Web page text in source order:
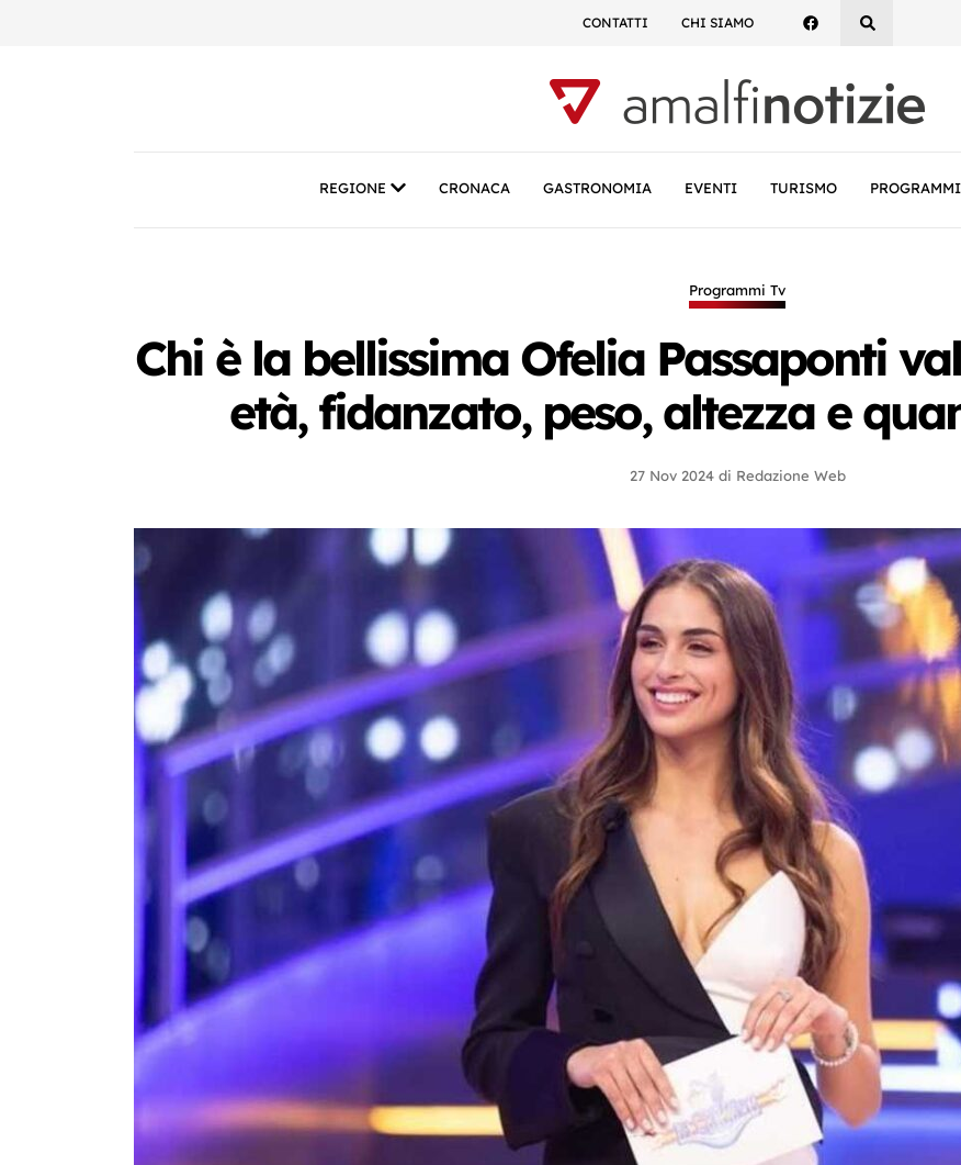
CONTATTI CHI SIAMO
REGIONE CRONACA GASTRONOMIA EVENTI TURISMO
Programmi Tv
Chi è la bellissima Ofelia Passaponti
età, fidanzato, peso, altezza e
27 Nov 2024 di Redazione Web